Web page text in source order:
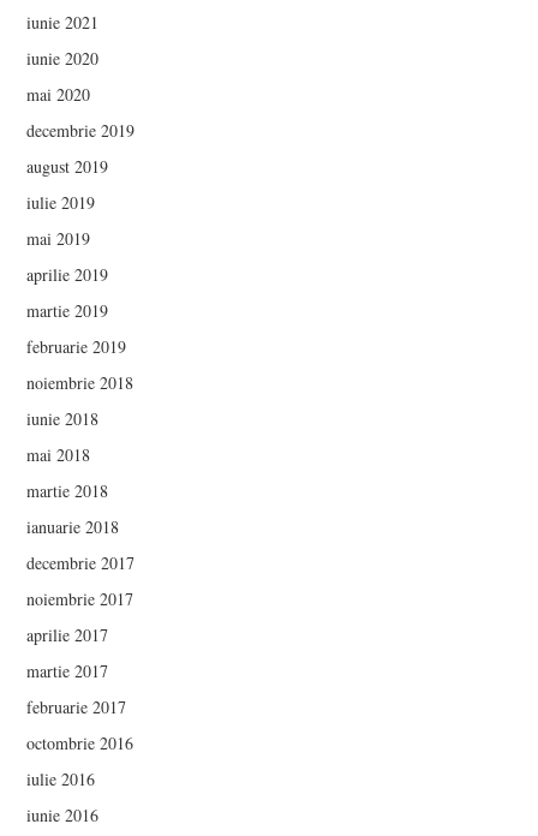
iunie 2021
iunie 2020
mai 2020
decembrie 2019
august 2019
iulie 2019
mai 2019
aprilie 2019
martie 2019
februarie 2019
noiembrie 2018
iunie 2018
mai 2018
martie 2018
ianuarie 2018
decembrie 2017
noiembrie 2017
aprilie 2017
martie 2017
februarie 2017
octombrie 2016
iulie 2016
iunie 2016